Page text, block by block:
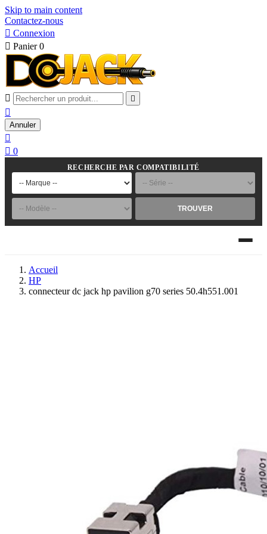
Skip to main content
Contactez-nous
 Connexion
 Panier 0
 

Annuler

 0
RECHERCHE PAR COMPATIBILITÉ
TROUVER
Accueil
HP
connecteur dc jack hp pavilion g70 series 50.4h551.001